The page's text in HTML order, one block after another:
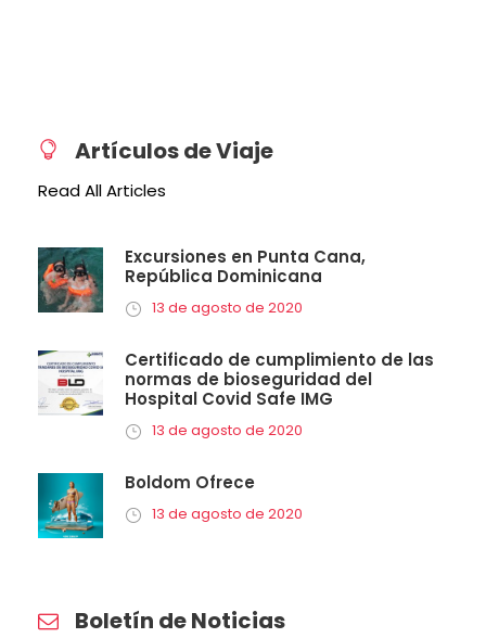
Artículos de Viaje
Read All Articles
Excursiones en Punta Cana,
República Dominicana
13 de agosto de 2020
Certificado de cumplimiento de las
normas de bioseguridad del
Hospital Covid Safe IMG
13 de agosto de 2020
Boldom Ofrece
13 de agosto de 2020
Boletín de Noticias